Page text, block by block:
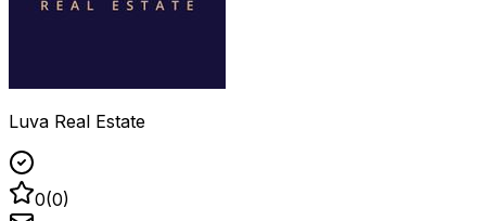
Luva Real Estate
0(0)